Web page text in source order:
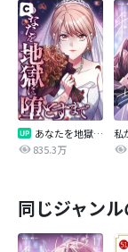
あなたを地獄に堕とすまで
835.3万
同じジャン